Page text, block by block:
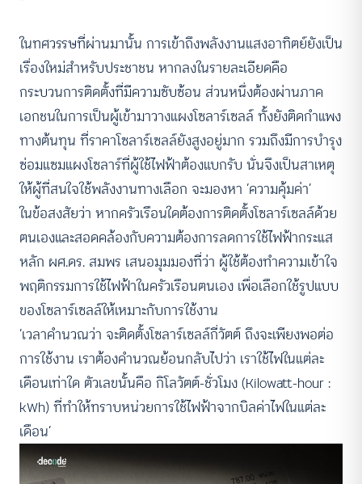
ในทศวรรษที่ผ่านมานั้น การเข้าถึงพลังงานแสงอาทิตย์ยังเป็น
เรื่องใหม่สำหรับประชาชน หากลงในรายละเอียดคือ
กระบวนการติดตั้งที่มีความซับซ้อน ส่วนหนึ่งต้องผ่านภาค
เอกชนในการเป็นผู้เข้ามาวางแผงโซลาร์เซลล์ ทั้งยังติดกำแพง
ทางต้นทุน ที่ราคาโซลาร์เซลล์ยังสูงอยู่มาก รวมถึงมีการบำรุง
ซ่อมแซมแผงโซลาร์ที่ผู้ใช้ไฟฟ้าต้องแบกรับ นั่นจึงเป็นสาเหตุ
ให้ผู้ที่สนใจใช้พลังงานทางเลือก จะมองหา ‘ความคุ้มค่า’
ในข้อสงสัยว่า หากครัวเรือนใดต้องการติดตั้งโซลาร์เซลล์ด้วย
ตนเองและสอดคล้องกับความต้องการลดการใช้ไฟฟ้ากระแส
หลัก ผศ.ดร. สมพร เสนอมุมมองที่ว่า ผู้ใช้ต้องทำความเข้าใจ
พฤติกรรมการใช้ไฟฟ้าในครัวเรือนตนเอง เพื่อเลือกใช้รูปแบบ
ของโซลาร์เซลล์ให้เหมาะกับการใช้งาน
‘เวลาคำนวณว่า จะติดตั้งโซลาร์เซลล์กี่วัตต์ ถึงจะเพียงพอต่อ
การใช้งาน เราต้องคำนวณย้อนกลับไปว่า เราใช้ไฟในแต่ละ
เดือนเท่าใด ตัวเลขนั้นคือ กิโลวัตต์-ชั่วโมง (Kilowatt-hour :
kWh) ที่ทำให้ทราบหน่วยการใช้ไฟฟ้าจากบิลค่าไฟในแต่ละ
เดือน’